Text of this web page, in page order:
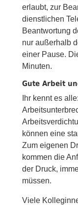
erlaubt, zur
dienstlichen
Beantwortung
nur außerhalb
einer Pause.
Minuten.
Gute Arbeit
Ihr kennt es
können eine
Zum eigenen
kommen die
der Druck,
müssen.
Viele